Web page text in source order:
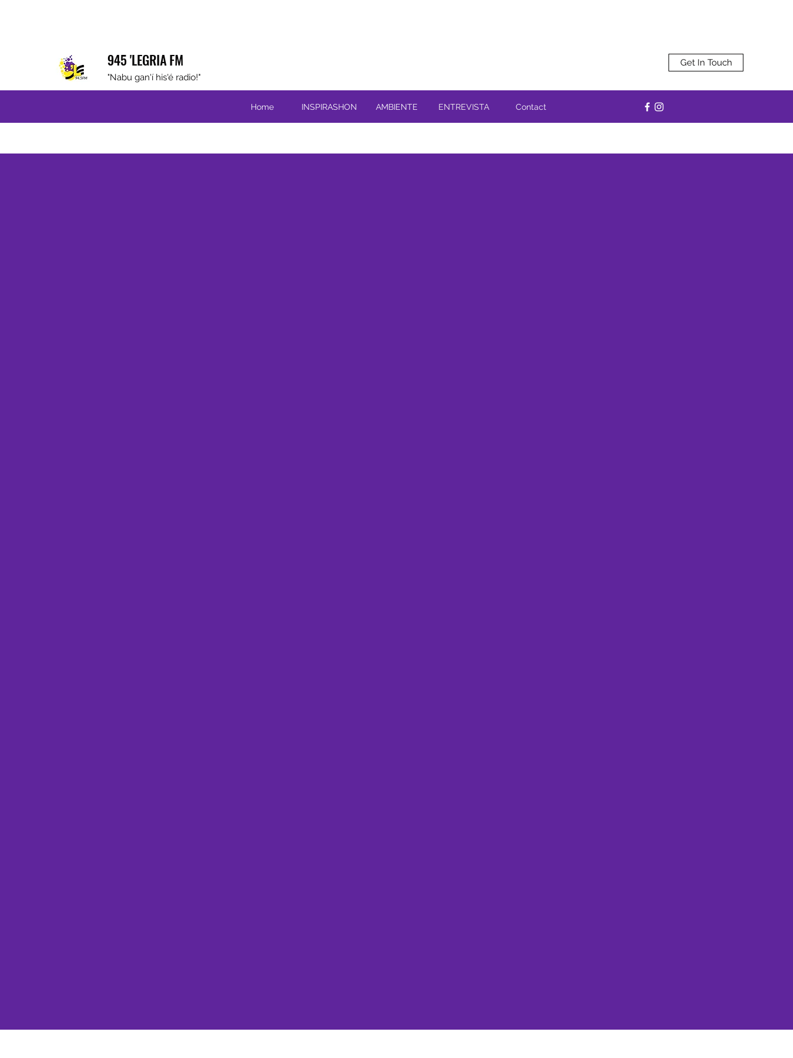
945 'LEGRIA FM
"Nabu gan'í his'é radio!"
Get In Touch
Home INSPIRASHON AMBIENTE ENTREVISTA Contact